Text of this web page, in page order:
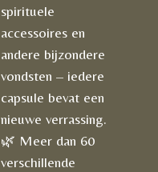
spirituele
accessoires en
andere bijzondere
vondsten – iedere
capsule bevat een
nieuwe verrassing.
🌿 Meer dan 60
verschillende